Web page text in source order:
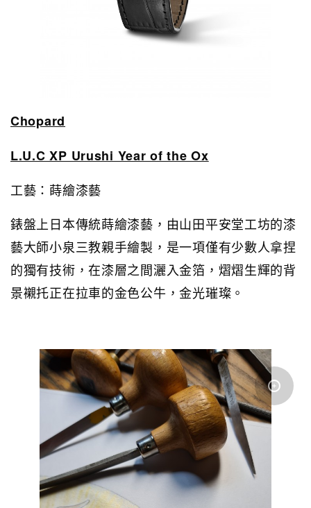
Chopard
L.U.C XP Urushi Year of the Ox
工藝：蒔繪漆藝
錶盤上日本傳統蒔繪漆藝，由山田平安堂工坊的漆
藝大師小泉三教親手繪製，是一項僅有少數人拿捏
的獨有技術，在漆層之間灑入金箔，熠熠生輝的背
景襯托正在拉車的金色公牛，金光璀璨。